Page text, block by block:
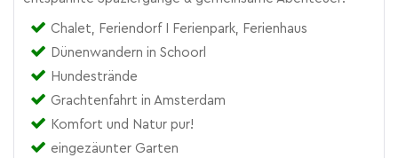
Chalet, Feriendorf I Ferienpark, Ferienhaus
Dünenwandern in Schoorl
Hundestrände
Grachtenfahrt in Amsterdam
Komfort und Natur pur!
eingezäunter Garten